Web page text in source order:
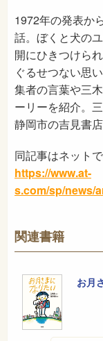
1972年の発表か
話。ぼくと犬の
開にひきつけら
ぐるせつない思
集者の言葉や三
ーリーを紹介。
静岡市の吉見書
同記事はネット
https://www.at-
s.com/sp/news/
関連書籍
お月